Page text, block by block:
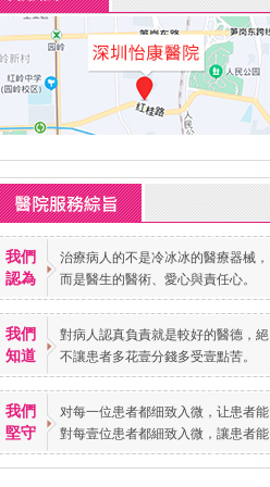
我們
認為
治療病人的不是冷冰冰的醫療器械，
而是醫生的醫術、愛心與責任心。
我們
知道
對病人認真負責就是較好的醫德，絕
不讓患者多花壹分錢多受壹點苦。
我們
堅守
对每一位患者都细致入微，让患者能
對每壹位患者都細致入微，讓患者能